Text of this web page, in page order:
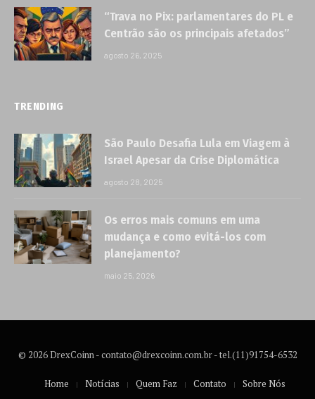
“Trava no Pix: parlamentares do PL e
Centrão são os principais afetados”
agosto 26, 2025
TRENDING
São Paulo Desafia Lula em Viagem à
Israel Apesar da Crise Diplomática
agosto 28, 2025
Os erros mais comuns em uma
mudança e como evitá-los com
planejamento?
maio 25, 2026
© 2026 DrexCoinn -contato@drexcoinn.com.br- tel.(11)91754-6532
Home Notícias Quem Faz Contato Sobre Nós